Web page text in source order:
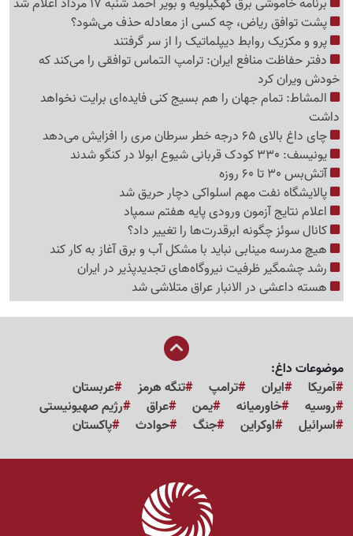
پشت توافق ریاض، چه کسی از معادله حذف می‌شود؟
پرو و مکزیک روابط دیپلماتیک را از سر گرفتند
دفتر حفاظت منافع ایران: ترامپ التماس توافقی را می‌کند که
خودش ویران کرد
المشاط: تمام جهان را هم بسیج کنی فایده‌ای برایت نخواهد
داشت
چای داغ بالای 65 درجه خطر سرطان مری را افزایش می‌دهد
یونیسف: 330 کودک قربانی شیوع ابولا در کنگو شدند
آتش‌بس 30 تا 60 روزه
پالایشگاه نفت مهم اسلواکی دچار حریق شد
اعلام نتایج آزمون ورودی پایه هفتم سمپاد
کانال سوئز چگونه ابرقدرت‌ها را تغییر داد؟
هیچ مدرسه مینابی نباید با مشکل آب و برق آغاز به کار کند
رشد چشمگیر ظرفیت نیروگاه‌های تجدیدپذیر در ایران
هسته داعشی در الانبار عراق متلاشی شد
موضوعات داغ:
آمریکا
ایران ترامپ تنگه هرمز
عربستان
روسیه
خاورمیانه یمن عراق
رژیم صهیونیستی
اسرائیل
اوکراین جنگ حوادث پاکستان